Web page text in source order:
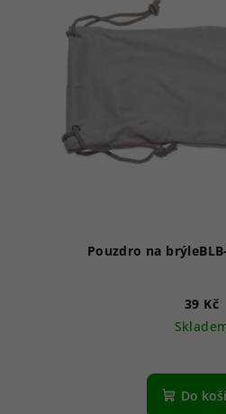
Pouzdro na
39 Kč
Do